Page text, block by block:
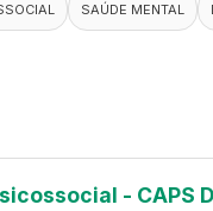
SAÚDE MENTAL
- CAPS